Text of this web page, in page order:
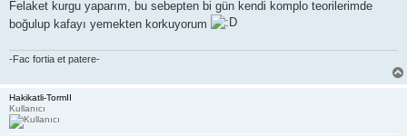
s
Felaket kurgu yaparım, bu sebepten bi gün kendi komplo teorilerimde
boğulup kafayı yemekten korkuyorum
-Fac fortia et patere-
Hakikatli-TormII
Kullanıcı